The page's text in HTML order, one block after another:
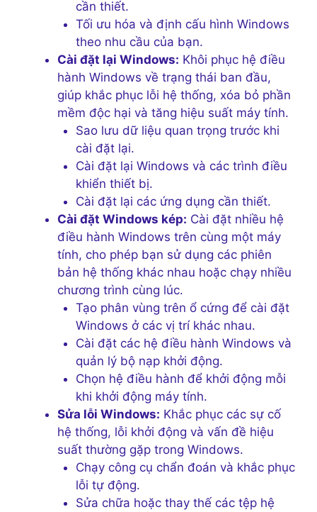
cần thiết.
Tối ưu hóa và định cấu hình Windows
theo nhu cầu của bạn.
Cài đặt lại Windows: Khôi phục hệ điều
hành Windows về trạng thái ban đầu,
giúp khắc phục lỗi hệ thống, xóa bỏ phần
mềm độc hại và tăng hiệu suất máy tính.
Sao lưu dữ liệu quan trọng trước khi
cài đặt lại.
Cài đặt lại Windows và các trình điều
khiển thiết bị.
Cài đặt lại các ứng dụng cần thiết.
Cài đặt Windows kép: Cài đặt nhiều hệ
điều hành Windows trên cùng một máy
tính, cho phép bạn sử dụng các phiên
bản hệ thống khác nhau hoặc chạy nhiều
chương trình cùng lúc.
Tạo phân vùng trên ổ cứng để cài đặt
Windows ở các vị trí khác nhau.
Cài đặt các hệ điều hành Windows và
quản lý bộ nạp khởi động.
Chọn hệ điều hành để khởi động mỗi
khi khởi động máy tính.
Sửa lỗi Windows: Khắc phục các sự cố
hệ thống, lỗi khởi động và vấn đề hiệu
suất thường gặp trong Windows.
Chạy công cụ chẩn đoán và khắc phục
lỗi tự động.
Sửa chữa hoặc thay thế các tệp hệ